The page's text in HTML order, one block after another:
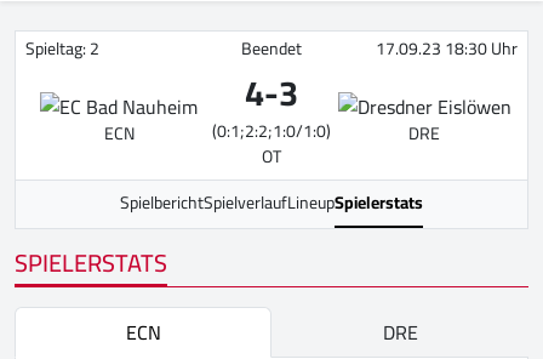
Spieltag: 2 Beendet 17.09.23 18:30 Uhr
ECN
4-3
(0:1;2:2;1:0/1:0)
OT
DRE
SpielberichtSpielverlaufLineupSpielerstats
SPIELERSTATS
ECN DRE